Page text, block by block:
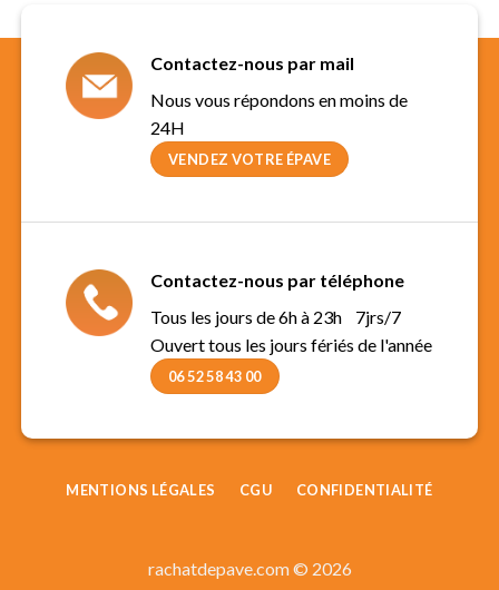
Contactez-nous par mail
Nous vous répondons en moins de
24H
VENDEZ VOTRE ÉPAVE
Contactez-nous par téléphone
Tous les jours de 6h à 23h 7jrs/7
Ouvert tous les jours fériés de l'année
06 52 58 43 00
MENTIONS LÉGALES CGU CONFIDENTIALITÉ
rachatdepave.com © 2026